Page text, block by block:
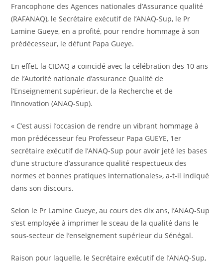
Francophone des Agences nationales d’Assurance qualité
(RAFANAQ), le Secrétaire exécutif de l’ANAQ-Sup, le Pr
Lamine Gueye, en a profité, pour rendre hommage à son
prédécesseur, le défunt Papa Gueye.
En effet, la CIDAQ a coïncidé avec la célébration des 10 ans
de l’Autorité nationale d’assurance Qualité de
l’Enseignement supérieur, de la Recherche et de
l’Innovation (ANAQ-Sup).
« C’est aussi l’occasion de rendre un vibrant hommage à
mon prédécesseur feu Professeur Papa GUEYE, 1er
secrétaire exécutif de l’ANAQ-Sup pour avoir jeté les bases
d’une structure d’assurance qualité respectueux des
normes et bonnes pratiques internationales», a-t-il indiqué
dans son discours.
Selon le Pr Lamine Gueye, au cours des dix ans, l’ANAQ-Sup
s’est employée à imprimer le sceau de la qualité dans le
sous-secteur de l’enseignement supérieur du Sénégal.
Raison pour laquelle, le Secrétaire exécutif de l’ANAQ-Sup,